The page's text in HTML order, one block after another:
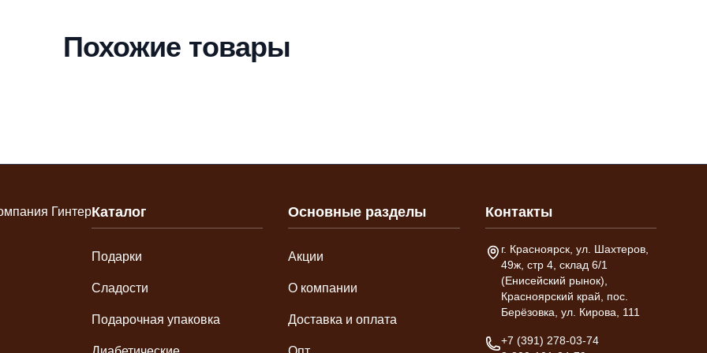
Похожие товары
Каталог
Подарки
Сладости
Подарочная упаковка
Основные разделы
Акции
О компании
Доставка и оплата
Контакты
Адрес склада
г. Красноярск, ул. Шахтеров,
49ж, стр 4, склад 6/1
(Енисейский рынок),
Красноярский край, пос.
Берёзовка, ул. Кирова, 111
Телефон
+7 (391) 278-03-74